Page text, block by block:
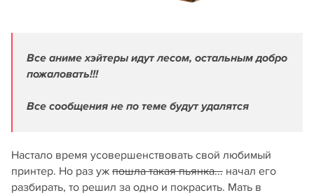
Все аниме хэйтеры идут лесом, остальным добро
пожаловать!!!
Все сообщения не по теме будут удалятся
Настало время усовершенствовать свой любимый
принтер. Но раз уж пошла такая пьянка... начал его
разбирать, то решил за одно и покрасить. Мать в